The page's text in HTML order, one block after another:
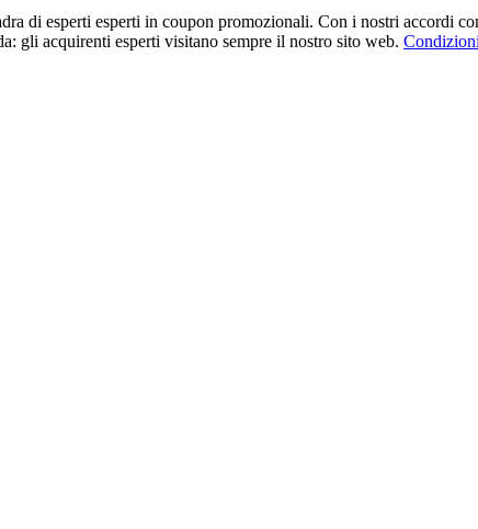
di esperti esperti in coupon promozionali. Con i nostri accordi
gli acquirenti esperti visitano sempre il nostro sito web.